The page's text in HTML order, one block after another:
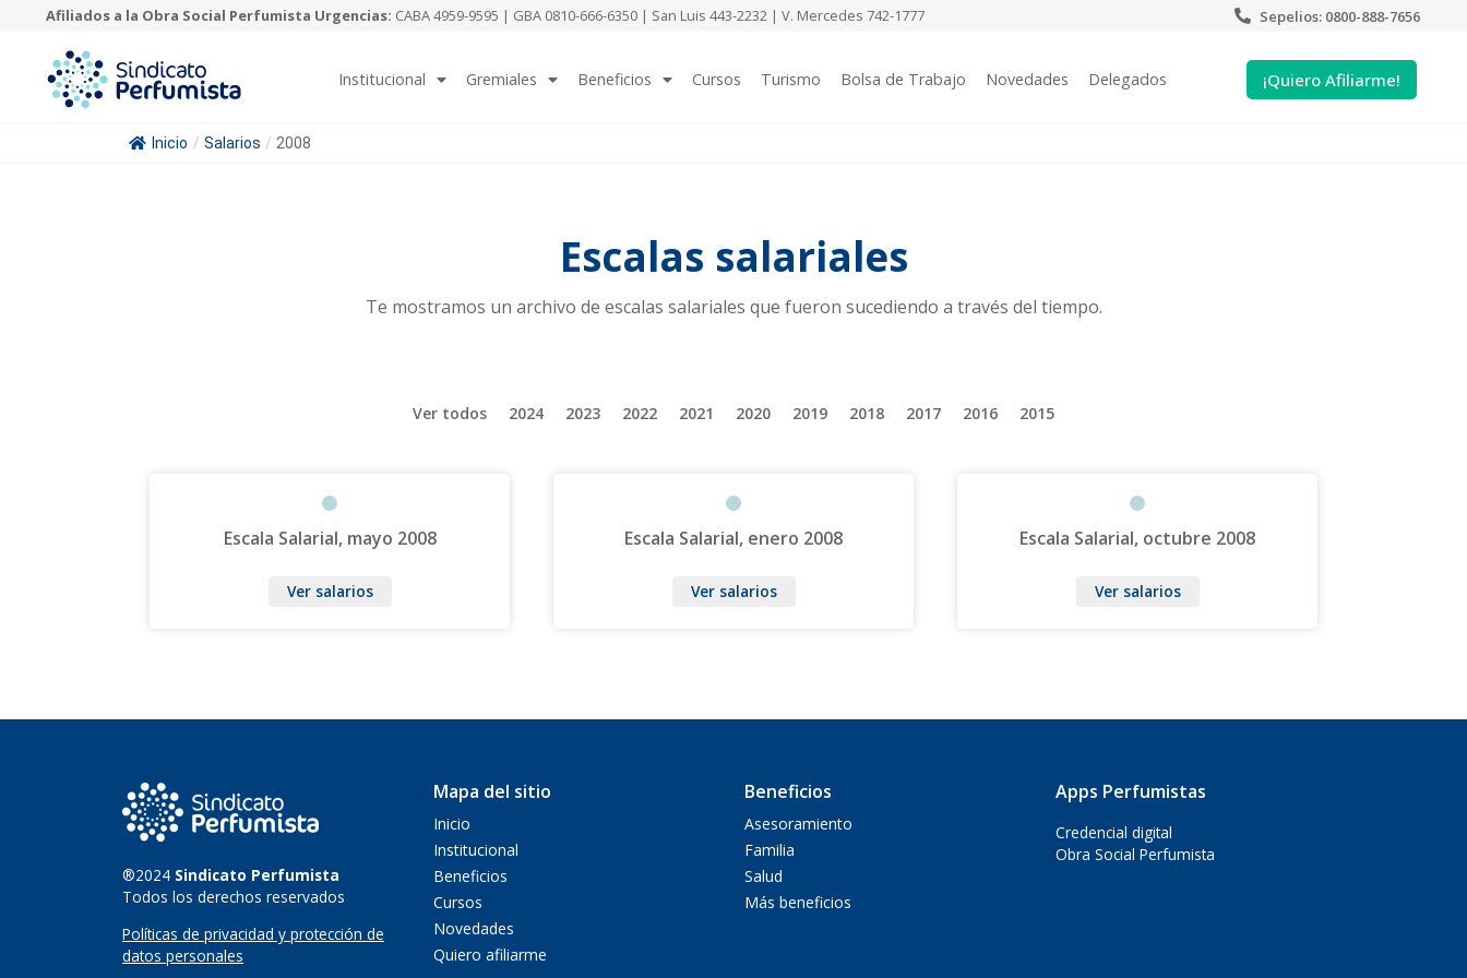
Afiliados a la Obra Social Perfumista Urgencias: CABA 4959-9595 | GBA 0810-666-6350 | San Luis 443-2232 | V. Mercedes 742-1777 Sepelios: 0800-888-7656
Institucional Gremiales Beneficios Cursos Turismo Bolsa de Trabajo Novedades Delegados ¡Quiero Afiliarme!
Inicio / Salarios / 2008
Escalas salariales
Te mostramos un archivo de escalas salariales que fueron sucediendo a través del tiempo.
Ver todos 2024 2023 2022 2021 2020 2019 2018 2017 2016 2015
Escala Salarial, mayo 2008
Ver salarios
Escala Salarial, enero 2008
Ver salarios
Escala Salarial, octubre 2008
Ver salarios
®2024 Sindicato Perfumista
Todos los derechos reservados
Políticas de privacidad y protección de
datos personales
Mapa del sitio
Inicio
Institucional
Beneficios
Cursos
Novedades
Quiero afiliarme
Beneficios
Asesoramiento
Familia
Salud
Más beneficios
Apps Perfumistas
Credencial digital
Obra Social Perfumista